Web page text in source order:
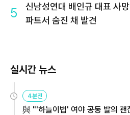
5
신남성연대 배인규 대표 사
파트서 숨진 채 발견
실시간 뉴스
4분전
與 "'하늘이법' 여야 공동 발의